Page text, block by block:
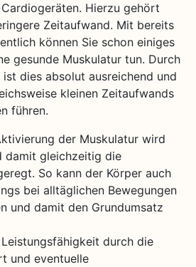
Hierzu gehört
Zeitaufwand. Mit bereits
können Sie schon einiges
gesunde Muskulatur tun. Durch
dies absolut ausreichend und
kleinen Zeitaufwands
führen.
der Muskulatur wird
damit gleichzeitig die
So kann der Körper auch
bei alltäglichen Bewegungen
und damit den Grundumsatz
durch die
und eventuelle